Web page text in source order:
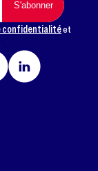
confidentialitéet